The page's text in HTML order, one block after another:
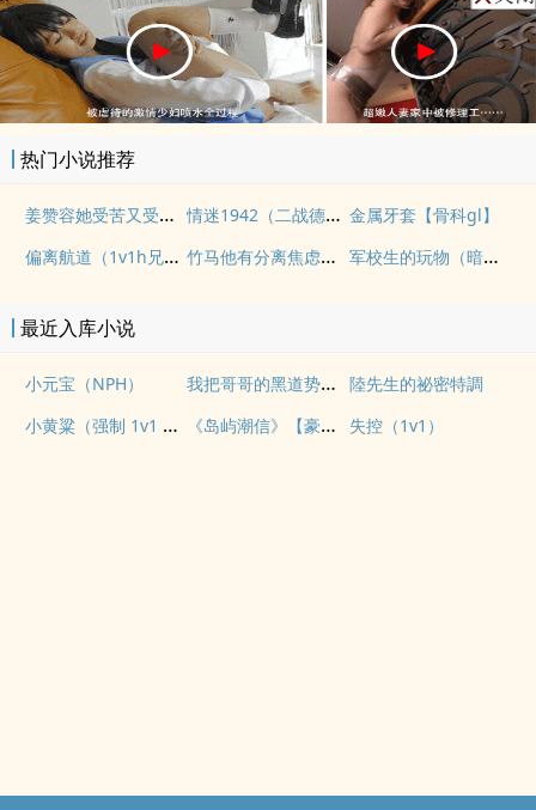
热门小说推荐
姜赞容她受苦又受难（NPH） 情迷1942（二战德国） 金属牙套【骨科gl】
偏离航道（1v1h兄妹骨科bg） 竹马他有分离焦虑（1v1） 军校生的玩物（暗黑NPH）
最近入库小说
小元宝（NPH） 我把哥哥的黑道势力睡了（np 含骨科 全免） 陸先生的祕密特調
小黄粱（强制 1v1 h） 《岛屿潮信》【豪门先婚后爱 1V1 H】 失控（1v1）